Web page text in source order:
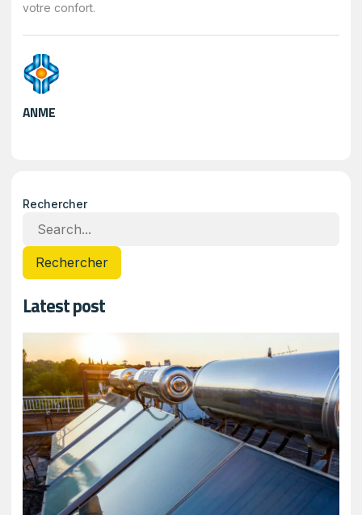
votre confort.
ANME
Rechercher
Rechercher
Latest post